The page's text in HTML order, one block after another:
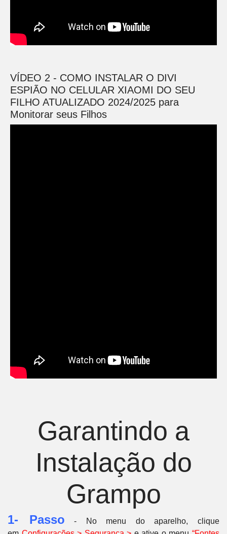
VÍDEO 2 - COMO INSTALAR O DIVI
ESPIÃO NO CELULAR XIAOMI DO SEU
FILHO ATUALIZADO 2024/2025 para
Monitorar seus Filhos
Garantindo a
Instalação do
Grampo
1- Passo - No menu do aparelho, clique